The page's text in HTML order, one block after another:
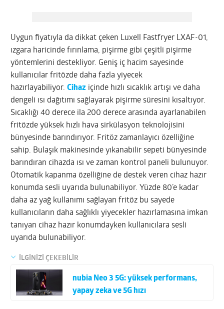
Uygun fiyatıyla da dikkat çeken Luxell Fastfryer LXAF-01,
ızgara haricinde fırınlama, pişirme gibi çeşitli pişirme
yöntemlerini destekliyor. Geniş iç hacim sayesinde
kullanıcılar fritözde daha fazla yiyecek
hazırlayabiliyor.Cihaz içinde hızlı sıcaklık artışı ve daha
dengeli ısı dağıtımı sağlayarak pişirme süresini kısaltıyor.
Sıcaklığı 40 derece ila 200 derece arasında ayarlanabilen
fritözde yüksek hızlı hava sirkülasyon teknolojisini
bünyesinde barındırıyor. Fritöz zamanlayıcı özelliğine
sahip. Bulaşık makinesinde yıkanabilir sepeti bünyesinde
barındıran cihazda ısı ve zaman kontrol paneli bulunuyor.
Otomatik kapanma özelliğine de destek veren cihaz hazır
konumda sesli uyarıda bulunabiliyor. Yüzde 80’e kadar
daha az yağ kullanımı sağlayan fritöz bu sayede
kullanıcıların daha sağlıklı yiyecekler hazırlamasına imkan
tanıyan cihaz hazır konumdayken kullanıcılara sesli
uyarıda bulunabiliyor.
İLGİNİZİ ÇEKEBİLİR
nubia Neo 3 5G: yüksek performans,
yapay zeka ve 5G hızı